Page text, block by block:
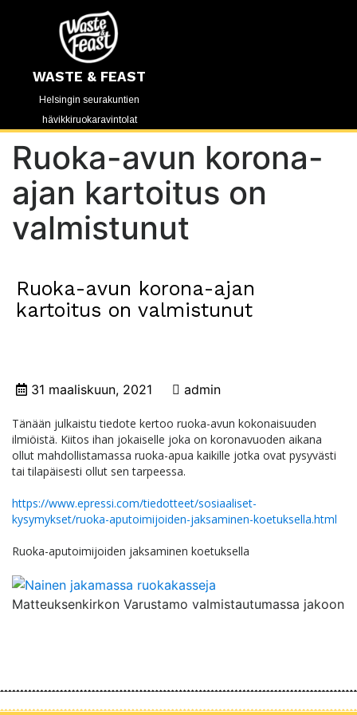
WASTE & FEAST
Helsingin seurakuntien
hävikkiruokaravintolat
Ruoka-avun korona-
ajan kartoitus on
valmistunut
Ruoka-avun korona-ajan
kartoitus on valmistunut
31 maaliskuun, 2021 admin
Tänään julkaistu tiedote kertoo ruoka-avun kokonaisuuden
ilmiöistä. Kiitos ihan jokaiselle joka on koronavuoden aikana
ollut mahdollistamassa ruoka-apua kaikille jotka ovat pysyvästi
tai tilapäisesti ollut sen tarpeessa.
https://www.epressi.com/tiedotteet/sosiaaliset-
kysymykset/ruoka-aputoimijoiden-jaksaminen-koetuksella.html
Ruoka-aputoimijoiden jaksaminen koetuksella
Matteuksenkirkon Varustamo valmistautumassa jakoon